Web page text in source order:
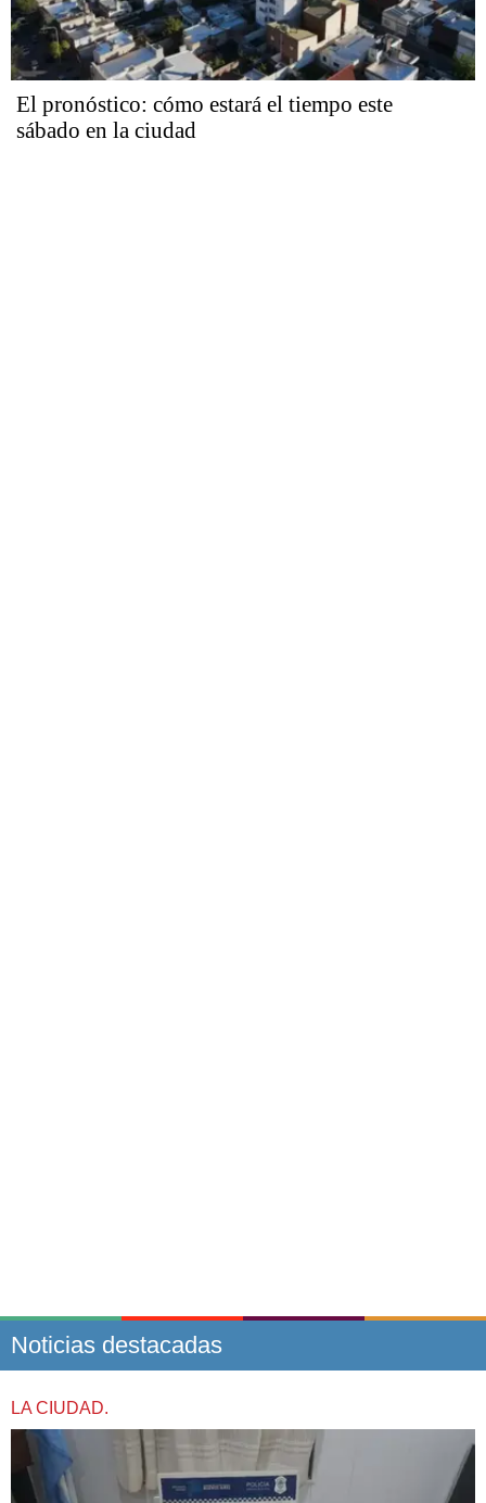
El pronóstico: cómo estará el tiempo este
sábado en la ciudad
Noticias destacadas
LA CIUDAD.